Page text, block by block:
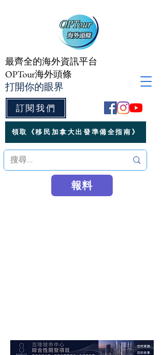
訂閱我們
最齊全的海外資訊平台
OPTour海外頭條
打開你的眼界
領取《移民加拿大出發準備全指南》
報料